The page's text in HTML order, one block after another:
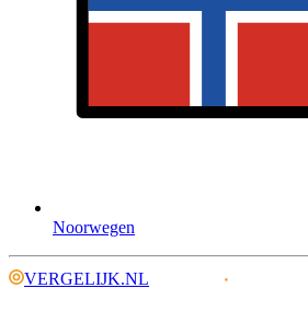
Noorwegen
VERGELIJK.NL